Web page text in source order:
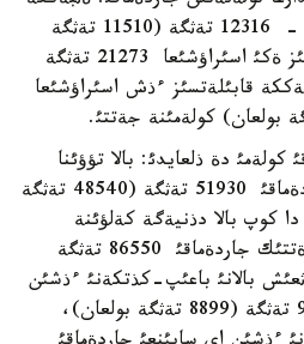
قابئلةتسئز ءبئر اسئراؤشئعا - 12316 تةثگة (11510 تةثگة
بولعان)، ةثبةككة قابئلةتسئز ةكئ اسئراؤشئعا 21273 تةثگة
ةثبةككة قابئلةتسئز ءذش اسئراؤشئعا
كولةمئ دة ذلعايدئ: بالا تؤؤئنا
بايلانئستئ ءبئر رةتتئك جاردةماقئ 51930 تةثگة (48540 تةثگة
كوپ بالا دذنيةگة كةلؤئنة
بايلانئستئ بةرئلةتئن ءبئر رةتتئك جاردةماقئ 86550 تةثگة
تذثعئش بالانئ باعئپ-كذتكةنئ ءذشئن
اي سايئنعئ جاردةماقئ 9521 تةثگة (8899 تةثگة بولعان)،